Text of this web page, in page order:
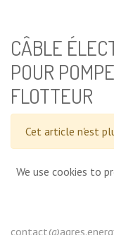
CÂBLE
POUR
FLOTTEUR
Cet article n'est
Conditions générales
livraisons ou retrait
We use cookies to